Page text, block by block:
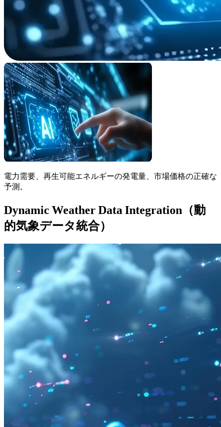
電力需要、再生可能エネルギーの発電量、市場価格の正確な
予測。
Dynamic Weather Data Integration（動
的気象データ統合）